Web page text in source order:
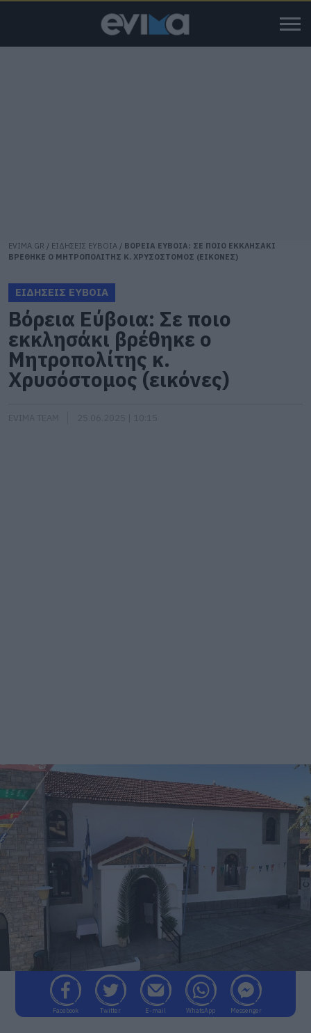
EVIMA.GR / ΕΙΔΗΣΕΙΣ ΕΥΒΟΙΑ / ΒΟΡΕΙΑ ΕΥΒΟΙΑ: ΣΕ ΠΟΙΟ ΕΚΚΛΗΣΑΚΙ
ΒΡΕΘΗΚΕ Ο ΜΗΤΡΟΠΟΛΙΤΗΣ Κ. ΧΡΥΣΟΣΤΟΜΟΣ (ΕΙΚΟΝΕΣ)
ΕΙΔΗΣΕΙΣ ΕΥΒΟΙΑ
Βόρεια Εύβοια: Σε ποιο
εκκλησάκι βρέθηκε ο
Μητροπολίτης κ.
Χρυσόστομος (εικόνες)
Facebook Twitter E-mail WhatsApp Messenger